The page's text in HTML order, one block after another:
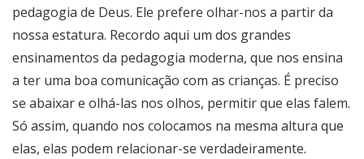
pedagogia de Deus. Ele prefere olhar-nos a partir da
nossa estatura. Recordo aqui um dos grandes
ensinamentos da pedagogia moderna, que nos ensina
a ter uma boa comunicação com as crianças. É preciso
se abaixar e olhá-las nos olhos, permitir que elas falem.
Só assim, quando nos colocamos na mesma altura que
elas, elas podem relacionar-se verdadeiramente.